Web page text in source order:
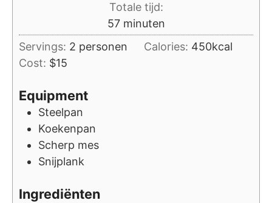
Totale tijd:
57minuten
minuten
Servings: 2 personen Calories: 450kcal
Cost: $15
Equipment
Steelpan
Koekenpan
Scherp mes
Snijplank
Ingrediënten